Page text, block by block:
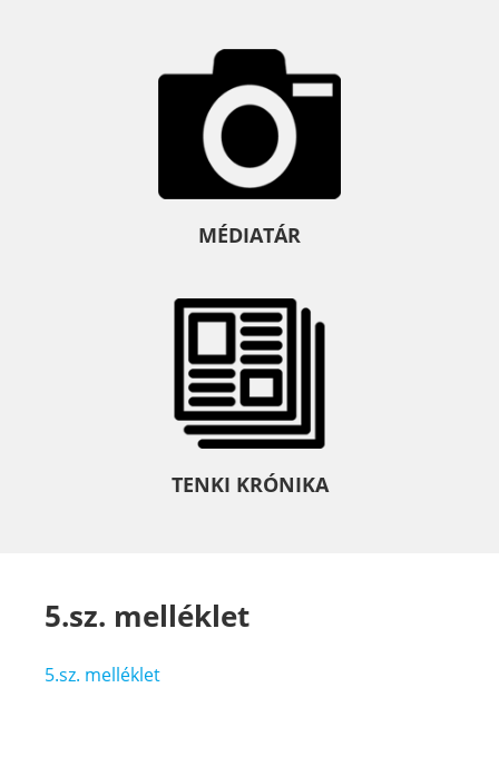
MÉDIATÁR
TENKI KRÓNIKA
5.sz. melléklet
5.sz. melléklet